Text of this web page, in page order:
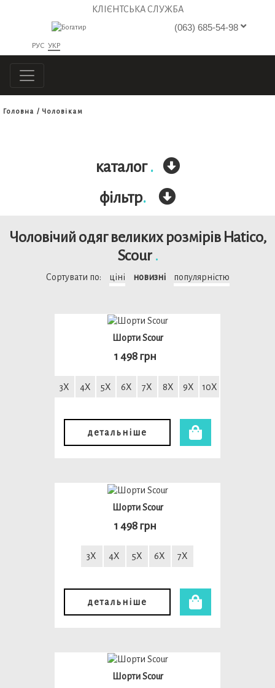
КЛІЄНТСЬКА СЛУЖБА
(063) 685-54-98
РУС УКР
Головна Чоловікам
каталог.
фільтр.
Чоловічий одяг великих розмірів Hatico,
Scour .
Сортувати по: ціні новизні популярністю
Шорти Scour
1 498 грн
3X 4X 5X 6X 7X 8X 9X 10X
детальніше
Шорти Scour
1 498 грн
3X 4X 5X 6X 7X
детальніше
Шорти Scour